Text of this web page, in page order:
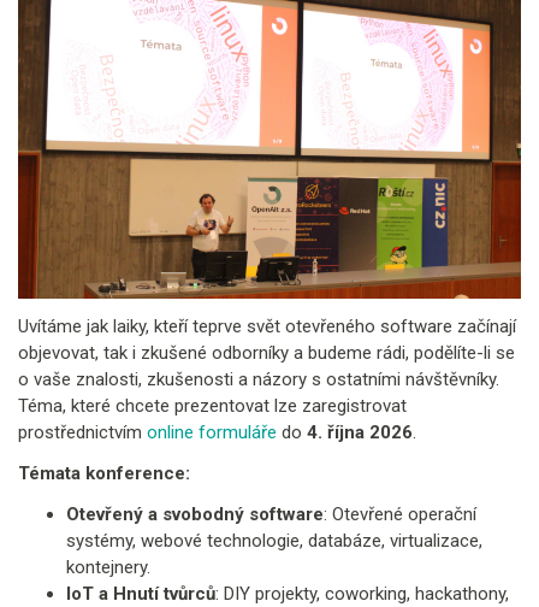
Uvítáme jak laiky, kteří teprve svět otevřeného software začínají
objevovat, tak i zkušené odborníky a budeme rádi, podělíte-li se
o vaše znalosti, zkušenosti a názory s ostatními návštěvníky.
Téma, které chcete prezentovat lze zaregistrovat
prostřednictvím online formuláře do 4. října 2026.
Témata konference:
Otevřený a svobodný software: Otevřené operační
systémy, webové technologie, databáze, virtualizace,
kontejnery.
IoT a Hnutí tvůrců: DIY projekty, coworking, hackathony,